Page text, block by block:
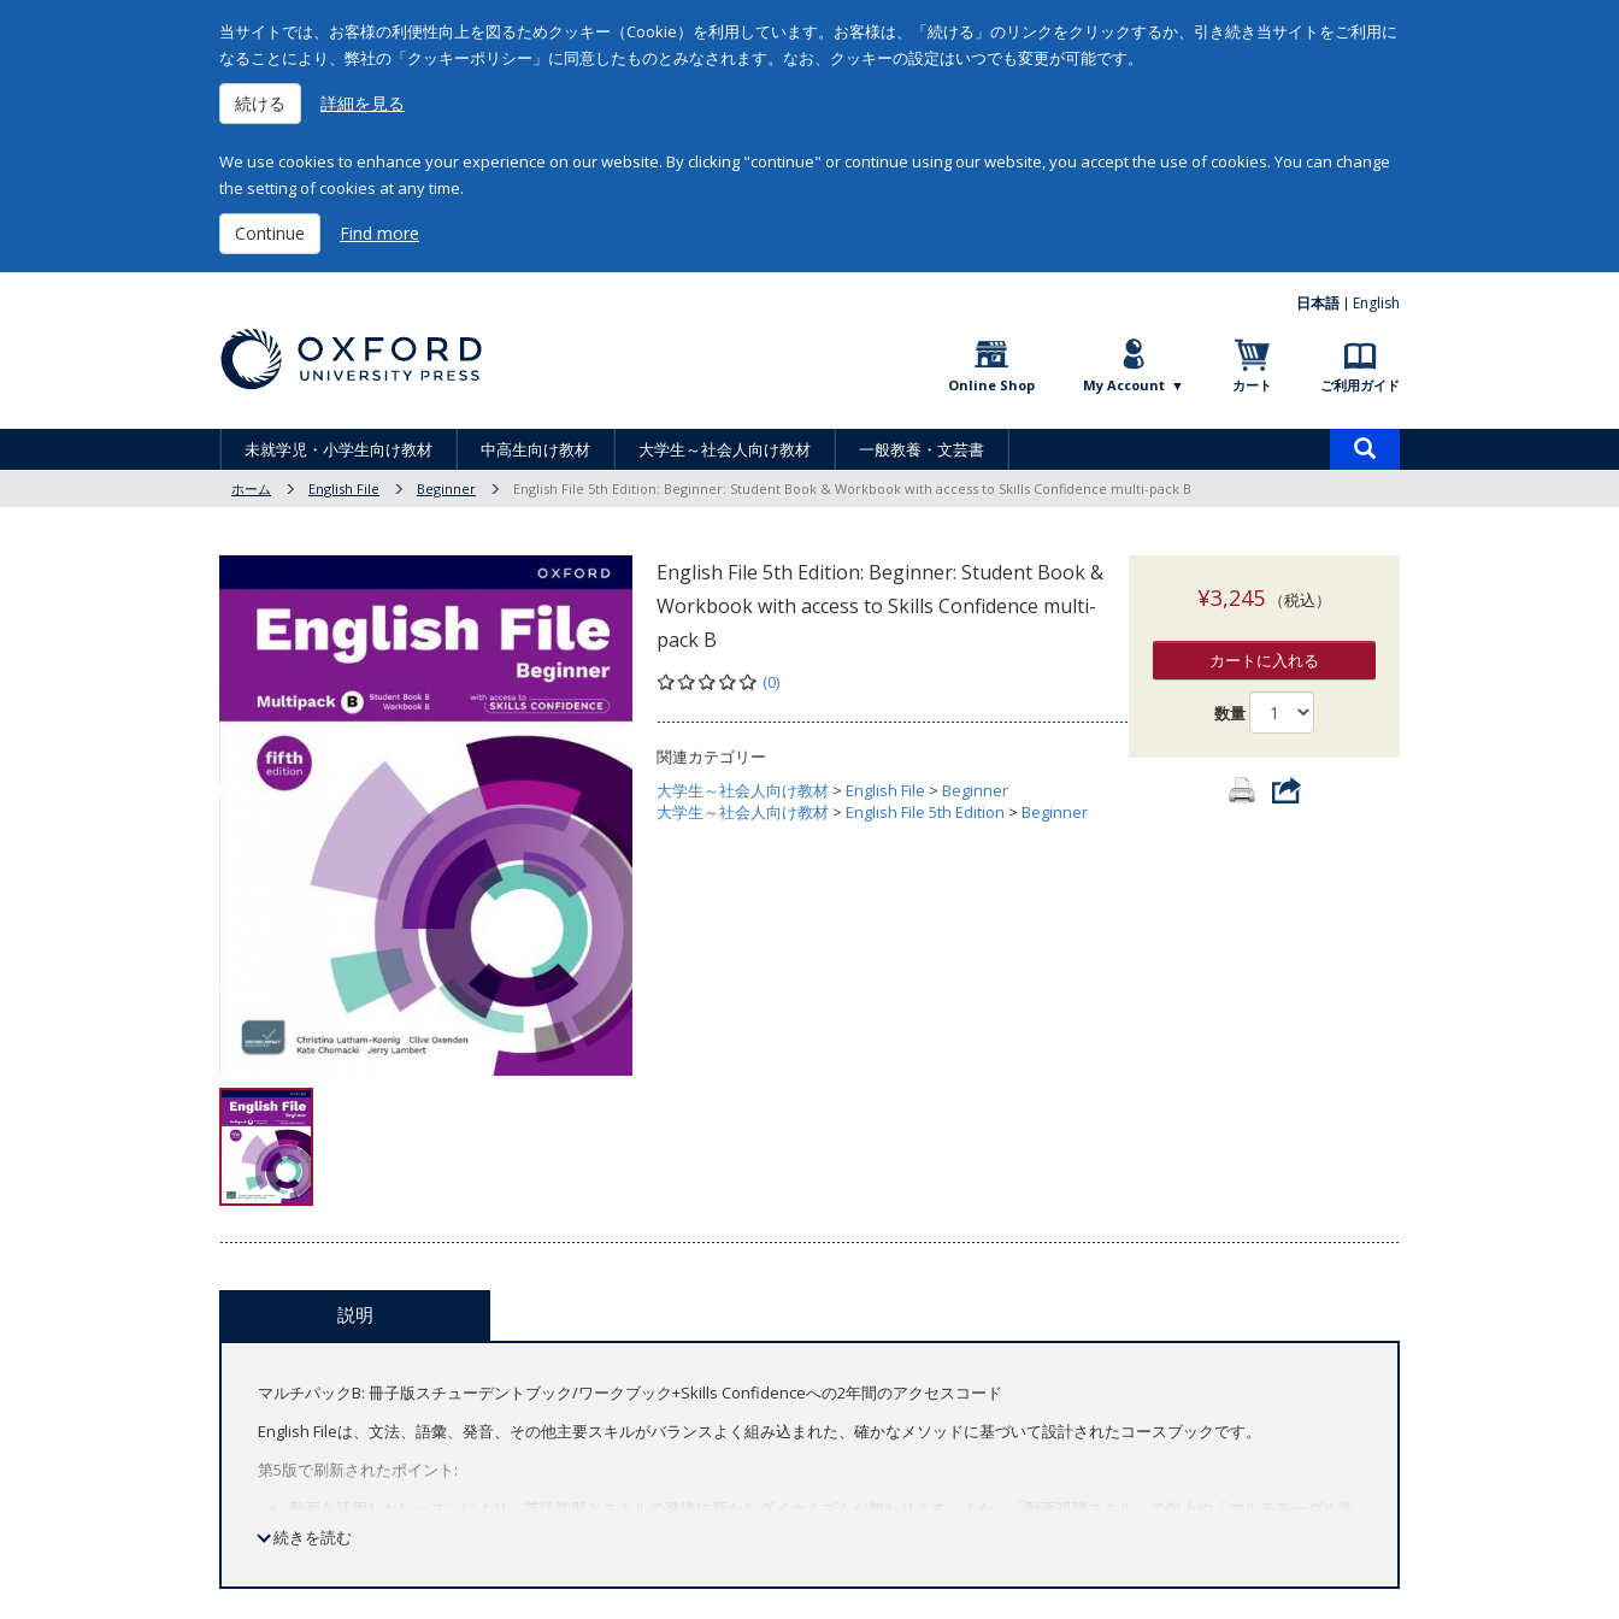
当サイトでは、お客様の利便性向上を図るためクッキー（Cookie）を利用しています。お客様は、「続ける」のリンクをクリックするか、引き続き当サイトをご利用に
なることにより、弊社の「クッキーポリシー」に同意したものとみなされます。なお、クッキーの設定はいつでも変更が可能です。
続ける 詳細を見る
We use cookies to enhance your experience on our website. By clicking "continue" or continue using our website, you accept the use of cookies. You can change
the setting of cookies at any time.
Continue Find more
日本語 English
Online Shop My Account カート ご利用ガイド
未就学児・小学生向け教材 中高生向け教材 大学生～社会人向け教材 一般教養・文芸書
索
ホーム English File Beginner English File 5th Edition: Beginner: Student Book & Workbook with access to Skills Confidence multi-pack B
English File 5th Edition: Beginner: Student Book &
Workbook with access to Skills Confidence multi-
pack B
(0)
関連カテゴリー
大学生～社会人向け教材 > English File > Beginner
大学生～社会人向け教材 > English File 5th Edition > Beginner
¥3,245（税込）
カートに入れる
数量
説明
マルチパックB: 冊子版スチューデントブック/ワークブック+Skills Confidenceへの2年間のアクセスコード
English Fileは、文法、語彙、発音、その他主要スキルがバランスよく組み込まれた、確かなメソッドに基づいて設計されたコースブックです。
第5版で刷新されたポイント:
動画を活用したレッスンにより、英語学習とスキルの発達に新たなダイナミズムが加わります。また、「動画視聴スキル」の向上や「マルチモーダル学
習」にも最適です。
強化されたスキルシラバスと実績のあるGVP (Grammer, Vocabulary, Pronunciation)メソッド
続きを読む